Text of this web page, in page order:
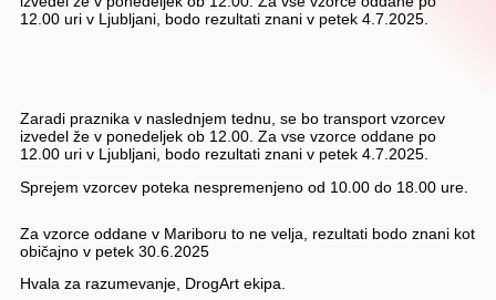
12.00 uri v Ljubljani, bodo rezultati znani v petek 4.7.2025.
Zaradi praznika v naslednjem tednu, se bo transport vzorcev
izvedel že v ponedeljek ob 12.00. Za vse vzorce oddane po
12.00 uri v Ljubljani, bodo rezultati znani v petek 4.7.2025.
Sprejem vzorcev poteka nespremenjeno od 10.00 do 18.00 ure.
Za vzorce oddane v Mariboru to ne velja, rezultati bodo znani kot
običajno v petek 30.6.2025
Hvala za razumevanje, DrogArt ekipa.